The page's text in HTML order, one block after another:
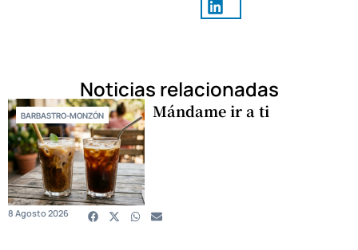
Noticias relacionadas
BARBASTRO-MONZÓN Mándame ir a ti
8 Agosto 2026